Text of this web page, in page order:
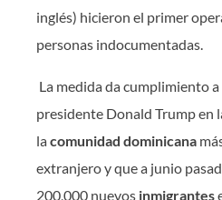
inglés) hicieron el primer
personas indocumentadas.
La medida da cumplimiento
presidente Donald Trump en
lacomunidad dominicana
extranjero y que a junio
200,000 nuevos inmigrantes